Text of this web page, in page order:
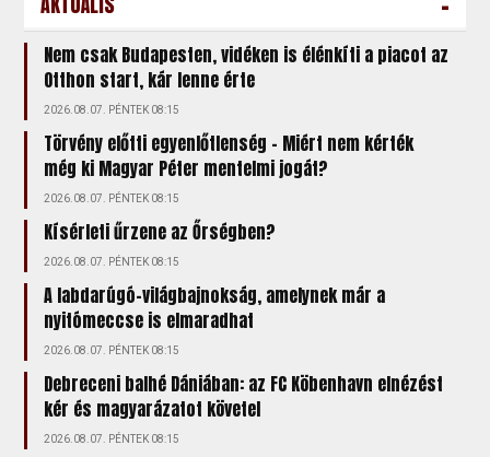
Nem csak Budapesten, vidéken is élénkíti a piacot az
Otthon start, kár lenne érte
2026.08.07. PÉNTEK 08:15
Törvény előtti egyenlőtlenség – Miért nem kérték
még ki Magyar Péter mentelmi jogát?
2026.08.07. PÉNTEK 08:15
Kísérleti űrzene az Őrségben?
2026.08.07. PÉNTEK 08:15
A labdarúgó-világbajnokság, amelynek már a
nyitómeccse is elmaradhat
2026.08.07. PÉNTEK 08:15
Debreceni balhé Dániában: az FC Köbenhavn elnézést
kér és magyarázatot követel
2026.08.07. PÉNTEK 08:15